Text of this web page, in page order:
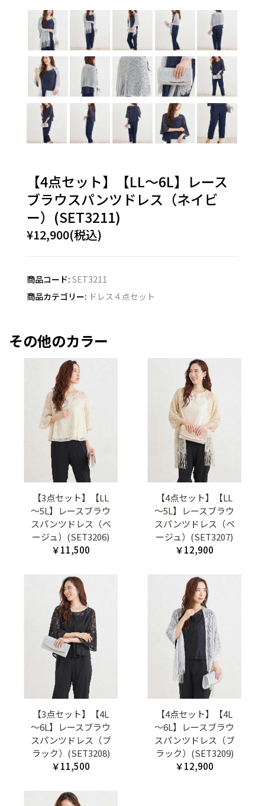
【4点セット】【LL～6L】レース
ブラウスパンツドレス（ネイビ
ー）(SET3211)
¥12,900(税込)
商品コード: SET3211
商品カテゴリー: ドレス４点セット
その他のカラー
【3点セット】【LL
～5L】レースブラウ
スパンツドレス（ベ
ージュ）(SET3206)
￥11,500
【4点セット】【LL
～5L】レースブラウ
スパンツドレス（ベ
ージュ）(SET3207)
￥12,900
【3点セット】【4L
～6L】レースブラウ
スパンツドレス（ブ
ラック）(SET3208)
￥11,500
【4点セット】【4L
～6L】レースブラウ
スパンツドレス（ブ
ラック）(SET3209)
￥12,900